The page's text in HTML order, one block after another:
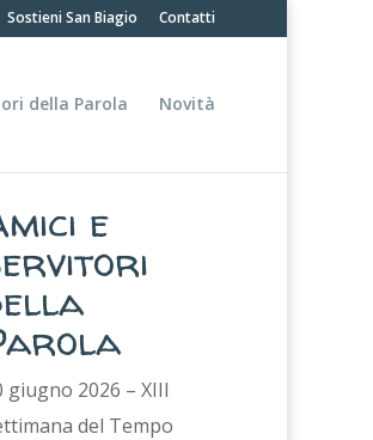
Sostieni San Biagio Contatti
della Parola Novità
e
giugno 2026 – XIII
del Tempo